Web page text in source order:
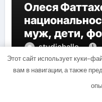
Олеся
муж, дети,
studiohallo_
Этот сайт использует куки-
вам в навигации, а также